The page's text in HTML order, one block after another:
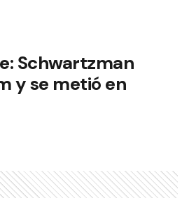
Schwartzman
y se metió en